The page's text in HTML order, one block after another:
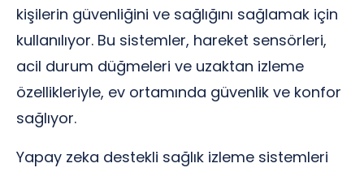
kişilerin güvenliğini ve sağlığını sağlamak için
kullanılıyor. Bu sistemler, hareket sensörleri,
acil durum düğmeleri ve uzaktan izleme
özellikleriyle, ev ortamında güvenlik ve konfor
sağlıyor.
Yapay zeka destekli sağlık izleme sistemleri